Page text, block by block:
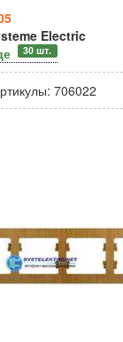
Electric
30 шт.
706022